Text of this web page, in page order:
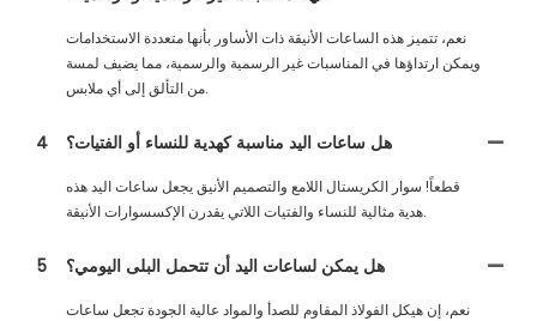
نعم، تتميز هذه الساعات الأنيقة ذات الأساور بأنها متعددة الاستخدامات
ويمكن ارتداؤها في المناسبات غير الرسمية والرسمية، مما يضيف لمسة
من التألق إلى أي ملابس.
4 هل ساعات اليد مناسبة كهدية للنساء أو الفتيات؟
قطعاً! سوار الكريستال اللامع والتصميم الأنيق يجعل ساعات اليد هذه
هدية مثالية للنساء والفتيات اللاتي يقدرن الإكسسوارات الأنيقة.
5 هل يمكن لساعات اليد أن تتحمل البلى اليومي؟
نعم، إن هيكل الفولاذ المقاوم للصدأ والمواد عالية الجودة تجعل ساعات